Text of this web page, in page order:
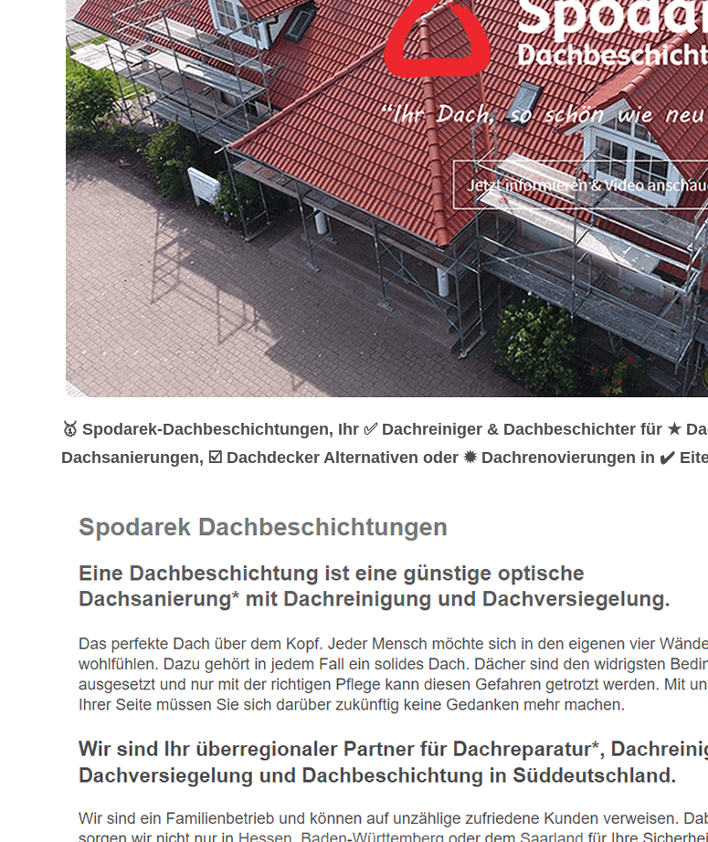
🥇 Spodarek-Dachbeschichtungen, Ihr ✅ Dachreiniger & Dachbeschichter für ★
Dachsanierungen, ☑️ Dachdecker Alternativen oder ✹ Dachrenovierungen in ✔️